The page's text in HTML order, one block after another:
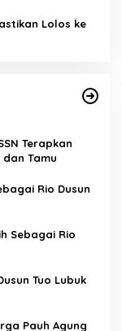
Lolos ke
Terapkan
Tamu
Rio Dusun
Sebagai Rio
Tuo Lubuk
Pauh Agung